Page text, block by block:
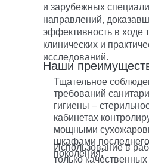
и зарубежных
направлений,
эффективность в ходе
клинических и
исследований.
Тщательное
требований
гигиены –
кабинетах
мощными
шкафами последнего
поколения;
Наши
Использование в
только